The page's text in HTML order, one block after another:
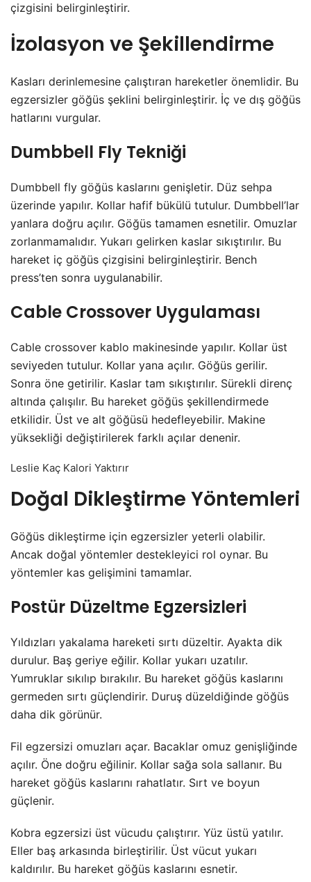
çizgisini belirginleştirir.
İzolasyon ve Şekillendirme
Kasları derinlemesine çalıştıran hareketler önemlidir. Bu
egzersizler göğüs şeklini belirginleştirir. İç ve dış göğüs
hatlarını vurgular.
Dumbbell Fly Tekniği
Dumbbell fly göğüs kaslarını genişletir. Düz sehpa
üzerinde yapılır. Kollar hafif bükülü tutulur. Dumbbell’lar
yanlara doğru açılır. Göğüs tamamen esnetilir. Omuzlar
zorlanmamalıdır. Yukarı gelirken kaslar sıkıştırılır. Bu
hareket iç göğüs çizgisini belirginleştirir. Bench
press’ten sonra uygulanabilir.
Cable Crossover Uygulaması
Cable crossover kablo makinesinde yapılır. Kollar üst
seviyeden tutulur. Kollar yana açılır. Göğüs gerilir.
Sonra öne getirilir. Kaslar tam sıkıştırılır. Sürekli direnç
altında çalışılır. Bu hareket göğüs şekillendirmede
etkilidir. Üst ve alt göğüsü hedefleyebilir. Makine
yüksekliği değiştirilerek farklı açılar denenir.
Leslie Kaç Kalori Yaktırır
Doğal Dikleştirme Yöntemleri
Göğüs dikleştirme için egzersizler yeterli olabilir.
Ancak doğal yöntemler destekleyici rol oynar. Bu
yöntemler kas gelişimini tamamlar.
Postür Düzeltme Egzersizleri
Yıldızları yakalama hareketi sırtı düzeltir. Ayakta dik
durulur. Baş geriye eğilir. Kollar yukarı uzatılır.
Yumruklar sıkılıp bırakılır. Bu hareket göğüs kaslarını
germeden sırtı güçlendirir. Duruş düzeldiğinde göğüs
daha dik görünür.
Fil egzersizi omuzları açar. Bacaklar omuz genişliğinde
açılır. Öne doğru eğilinir. Kollar sağa sola sallanır. Bu
hareket göğüs kaslarını rahatlatır. Sırt ve boyun
güçlenir.
Kobra egzersizi üst vücudu çalıştırır. Yüz üstü yatılır.
Eller baş arkasında birleştirilir. Üst vücut yukarı
kaldırılır. Bu hareket göğüs kaslarını esnetir.